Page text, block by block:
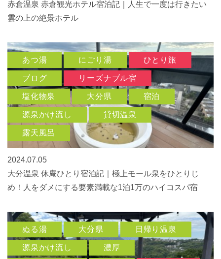
赤倉温泉 赤倉観光ホテル宿泊記｜人生で一度は行きたい
雲の上の絶景ホテル
あつ湯 にごり湯 ひとり旅
ブログ リーズナブル宿
塩化物泉 大分県 宿泊
源泉かけ流し 貸切温泉
露天風呂
2024.07.05
大分温泉 休庵ひとり宿泊記｜極上モール泉をひとりじ
め！人をダメにする要素満載な1泊1万のハイコスパ宿
ぬる湯 大分県 日帰り温泉
源泉かけ流し 濃厚